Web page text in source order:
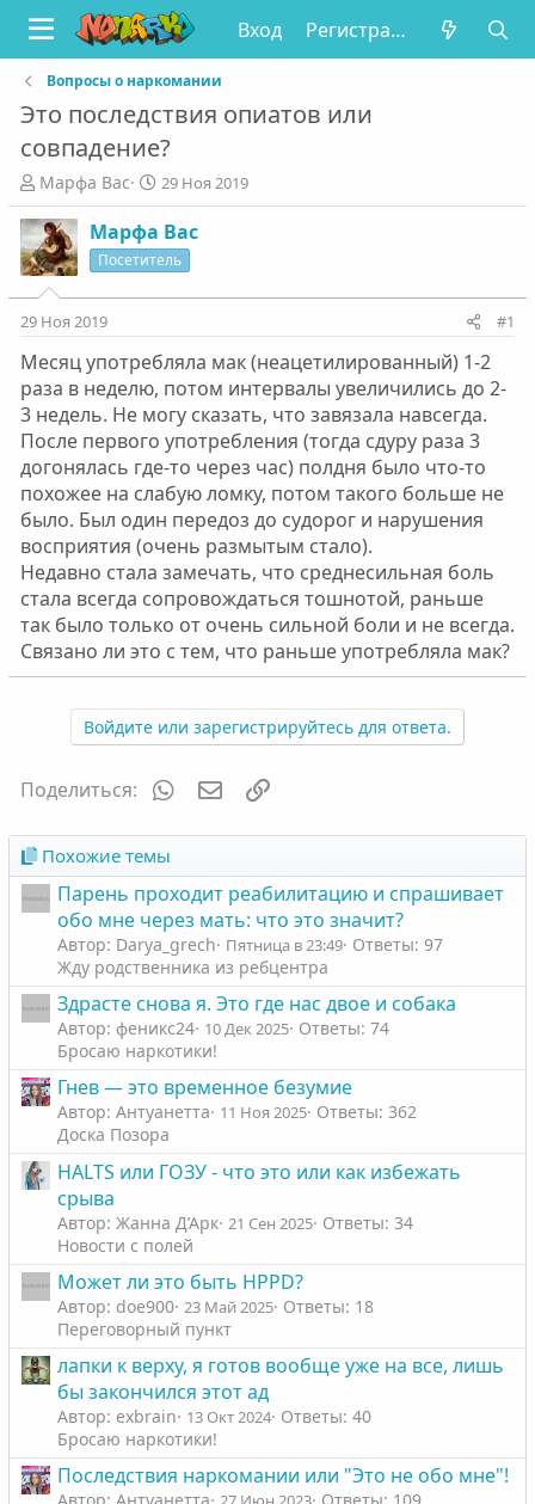
Вход Регистрация
Вопросы о наркомании
Это последствия опиатов или
совпадение?
А
в
т
о
р
т
е
ы
Марфа Вас
Д
а
т
а
н
а
л
а
29 Ноя 2019
Марфа Вас
Посетитель
29 Ноя 2019 #1
Месяц употребляла мак (неацетилированный) 1-2
раза в неделю, потом интервалы увеличились до 2-
3 недель. Не могу сказать, что завязала навсегда.
После первого употребления (тогда сдуру раза 3
догонялась где-то через час) полдня было что-то
похожее на слабую ломку, потом такого больше не
было. Был один передоз до судорог и нарушения
восприятия (очень размытым стало).
Недавно стала замечать, что среднесильная боль
стала всегда сопровождаться тошнотой, раньше
так было только от очень сильной боли и не всегда.
Связано ли это с тем, что раньше употребляла мак?
Войдите или зарегистрируйтесь для ответа.
Поделиться: WhatsAppЭлектронная почта
Похожие темы
Парень проходит реабилитацию и спрашивает
обо мне через мать: что это значит?
Автор: Darya_grech Пятница в 23:49 Ответы: 97
Жду родственника из ребцентра
Здрасте снова я. Это где нас двое и собака
Автор: феникс24 10 Дек 2025 Ответы: 74
Бросаю наркотики!
Гнев — это временное безумие
Автор: Антуанетта 11 Ноя 2025 Ответы: 362
Доска Позора
HALTS или ГОЗУ - что это или как избежать
срыва
Автор: Жанна Д’Арк 21 Сен 2025 Ответы: 34
Новости с полей
Может ли это быть HPPD?
Автор: doe900 23 Май 2025 Ответы: 18
Переговорный пункт
лапки к верху, я готов вообще уже на все, лишь
бы закончился этот ад
Автор: exbrain 13 Окт 2024 Ответы: 40
Бросаю наркотики!
Последствия наркомании или "Это не обо мне"!